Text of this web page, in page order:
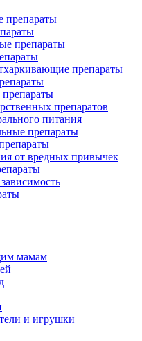
препараты
препараты
препараты
препаратов
питания
препараты
от вредных привычек
мамам
и игрушки